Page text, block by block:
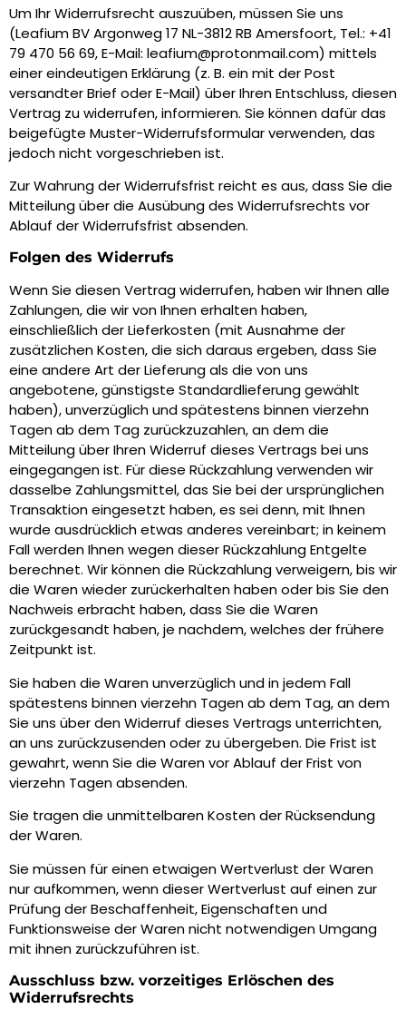
Um Ihr Widerrufsrecht auszuüben, müssen Sie uns
(Leafium BV Argonweg 17 NL-3812 RB Amersfoort, Tel.: +41
79 470 56 69, E-Mail: leafium@protonmail.com) mittels
einer eindeutigen Erklärung (z. B. ein mit der Post
versandter Brief oder E-Mail) über Ihren Entschluss, diesen
Vertrag zu widerrufen, informieren. Sie können dafür das
beigefügte Muster-Widerrufsformular verwenden, das
jedoch nicht vorgeschrieben ist.
Zur Wahrung der Widerrufsfrist reicht es aus, dass Sie die
Mitteilung über die Ausübung des Widerrufsrechts vor
Ablauf der Widerrufsfrist absenden.
Folgen des Widerrufs
Wenn Sie diesen Vertrag widerrufen, haben wir Ihnen alle
Zahlungen, die wir von Ihnen erhalten haben,
einschließlich der Lieferkosten (mit Ausnahme der
zusätzlichen Kosten, die sich daraus ergeben, dass Sie
eine andere Art der Lieferung als die von uns
angebotene, günstigste Standardlieferung gewählt
haben), unverzüglich und spätestens binnen vierzehn
Tagen ab dem Tag zurückzuzahlen, an dem die
Mitteilung über Ihren Widerruf dieses Vertrags bei uns
eingegangen ist. Für diese Rückzahlung verwenden wir
dasselbe Zahlungsmittel, das Sie bei der ursprünglichen
Transaktion eingesetzt haben, es sei denn, mit Ihnen
wurde ausdrücklich etwas anderes vereinbart; in keinem
Fall werden Ihnen wegen dieser Rückzahlung Entgelte
berechnet. Wir können die Rückzahlung verweigern, bis wir
die Waren wieder zurückerhalten haben oder bis Sie den
Nachweis erbracht haben, dass Sie die Waren
zurückgesandt haben, je nachdem, welches der frühere
Zeitpunkt ist.
Sie haben die Waren unverzüglich und in jedem Fall
spätestens binnen vierzehn Tagen ab dem Tag, an dem
Sie uns über den Widerruf dieses Vertrags unterrichten,
an uns zurückzusenden oder zu übergeben. Die Frist ist
gewahrt, wenn Sie die Waren vor Ablauf der Frist von
vierzehn Tagen absenden.
Sie tragen die unmittelbaren Kosten der Rücksendung
der Waren.
Sie müssen für einen etwaigen Wertverlust der Waren
nur aufkommen, wenn dieser Wertverlust auf einen zur
Prüfung der Beschaffenheit, Eigenschaften und
Funktionsweise der Waren nicht notwendigen Umgang
mit ihnen zurückzuführen ist.
Ausschluss bzw. vorzeitiges Erlöschen des
Widerrufsrechts